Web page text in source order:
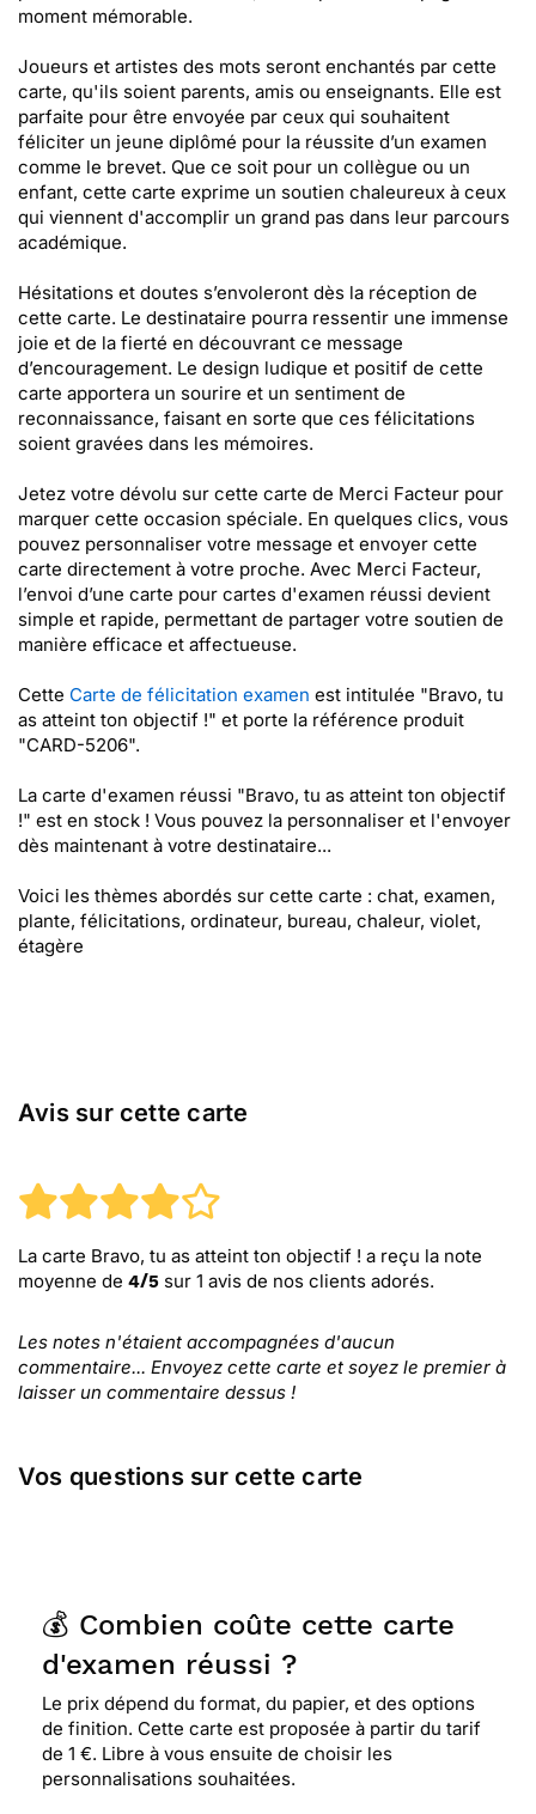
moment mémorable.
Joueurs et artistes des mots seront enchantés par cette
carte, qu'ils soient parents, amis ou enseignants. Elle est
parfaite pour être envoyée par ceux qui souhaitent
féliciter un jeune diplômé pour la réussite d’un examen
comme le brevet. Que ce soit pour un collègue ou un
enfant, cette carte exprime un soutien chaleureux à ceux
qui viennent d'accomplir un grand pas dans leur parcours
académique.
Hésitations et doutes s’envoleront dès la réception de
cette carte. Le destinataire pourra ressentir une immense
joie et de la fierté en découvrant ce message
d’encouragement. Le design ludique et positif de cette
carte apportera un sourire et un sentiment de
reconnaissance, faisant en sorte que ces félicitations
soient gravées dans les mémoires.
Jetez votre dévolu sur cette carte de Merci Facteur pour
marquer cette occasion spéciale. En quelques clics, vous
pouvez personnaliser votre message et envoyer cette
carte directement à votre proche. Avec Merci Facteur,
l’envoi d’une carte pour cartes d'examen réussi devient
simple et rapide, permettant de partager votre soutien de
manière efficace et affectueuse.
Cette Carte de félicitation examen est intitulée "Bravo, tu
as atteint ton objectif !" et porte la référence produit
"CARD-5206".
La carte d'examen réussi "Bravo, tu as atteint ton objectif
!" est en stock ! Vous pouvez la personnaliser et l'envoyer
dès maintenant à votre destinataire...
Voici les thèmes abordés sur cette carte : chat, examen,
plante, félicitations, ordinateur, bureau, chaleur, violet,
étagère
Avis sur cette carte
La carte Bravo, tu as atteint ton objectif ! a reçu la note
moyenne de 4/5 sur 1 avis de nos clients adorés.
Les notes n'étaient accompagnées d'aucun
commentaire... Envoyez cette carte et soyez le premier à
laisser un commentaire dessus !
Vos questions sur cette carte
💰 Combien coûte cette carte
d'examen réussi ?
Le prix dépend du format, du papier, et des options
de finition. Cette carte est proposée à partir du tarif
de 1 €. Libre à vous ensuite de choisir les
personnalisations souhaitées.